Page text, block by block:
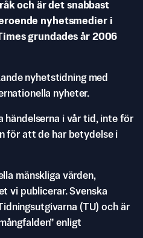
och är det snabbast
nyhetsmedier i
grundades år 2006
nyhetstidning med
nyheter.
händelserna i vår tid, inte för
för att de har betydelse i
mänskliga värden,
vi publicerar. Svenska
(TU) och är
enligt